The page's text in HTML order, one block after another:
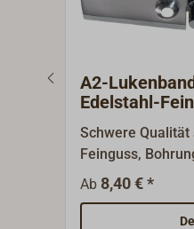
A2-
Edelstahl-
Schwere Qualität
Feinguss,
Ab 8,40 € *